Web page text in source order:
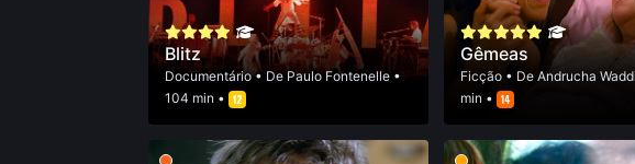
Blitz
Documentário• De Paulo Fontenelle•
104 min •
Gêmeas
Ficção• De Andrucha
min •